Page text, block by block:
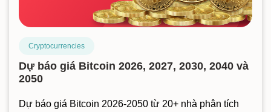
Cryptocurrencies
Dự báo giá Bitcoin 2026, 2027, 2030, 2040 và
2050
Dự báo giá Bitcoin 2026-2050 từ 20+ nhà phân tích